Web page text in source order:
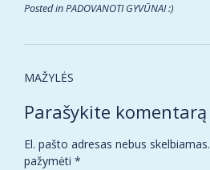
Posted inPADOVANOTI GYVŪNAI :)
Post
MAŽYLĖS
Parašykite komentarą
El. pašto adresas nebus skelbiamas.
pažymėti *